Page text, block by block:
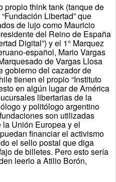
propio think tank (tanque de
Libertad” que
de lujo como Mauricio
del Reino de España
Digital”) y el 1° Marquez
español, Mario Vargas
de Vargas Llosa
gobierno del cazador de
tienen el propio “Instituto
en algún lugar de América
libertarias de la
y politólogo argentino
son utilizadas
Unión Europea y el
financiar el activismo
el sello postal que diga
de billetes. Pero esto sería
leerlo a Atilio Borón,